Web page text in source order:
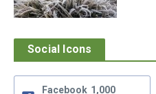
Social Icons
Facebook 1,000